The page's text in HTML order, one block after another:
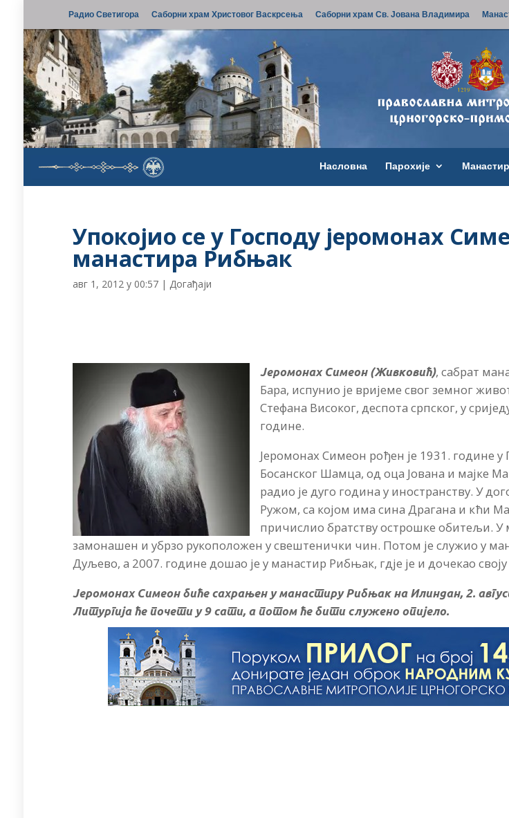
Радио Светигора Саборни храм Христовог Васкрсења Саборни храм Св. Јована Владимира
Насловна Парохије
Упокојио се у Господу јеромонах
манастира Рибњак
авг 1, 2012 у 00:57 |Догађаји
Јеромонах Симеон (Живковић), сабрат
Бара, испунио је вријеме свог земног
Стефана Високог, деспота српског, у
године.
Јеромонах Симеон рођен је 1931. године
Босанског Шамца, од оца Јована и мајке
радио је дуго година у иностранству. У
Ружом, са којом има сина Драгана и кћи
причислио братству острошке обитељи. У
замонашен и убрзо рукоположен у свештенички чин. Потом је служио у
Дуљево, а 2007. године дошао је у манастир Рибњак, гдје је и дочекао
Јеромонах Симеон биће сахрањен у манастиру Рибњак на Илиндан, 2.
Литургија ће почети у 9 сати, а потом ће бити служено опијело.